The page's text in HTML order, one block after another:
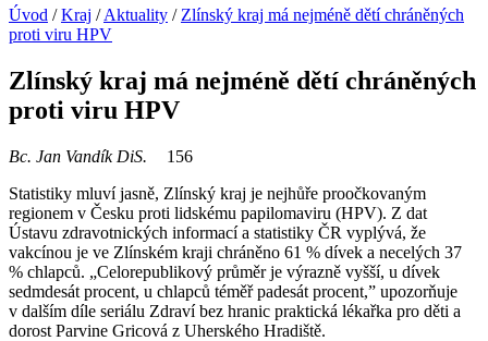
Úvod /Kraj /Aktuality / Zlínský kraj má nejméně dětí chráněných
proti viru HPV
Zlínský kraj má nejméně dětí chráněných
proti viru HPV
Bc. Jan Vandík DiS.
156
Statistiky mluví jasně, Zlínský kraj je nejhůře proočkovaným
regionem v Česku proti lidskému papilomaviru (HPV). Z dat
Ústavu zdravotnických informací a statistiky ČR vyplývá, že
vakcínou je ve Zlínském kraji chráněno 61 % dívek a necelých 37
% chlapců. „Celorepublikový průměr je výrazně vyšší, u dívek
sedmdesát procent, u chlapců téměř padesát procent,” upozorňuje
v dalším díle seriálu Zdraví bez hranic praktická lékařka pro děti a
dorost Parvine Gricová z Uherského Hradiště.